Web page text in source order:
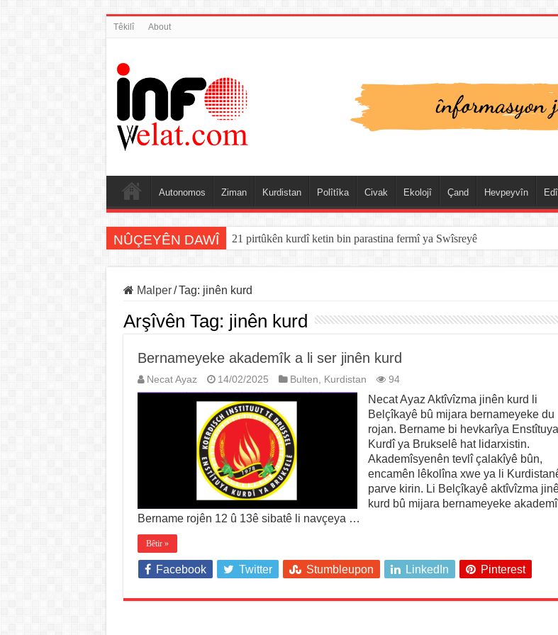
Têkilî About
Autonomos Ziman Kurdistan Polîtîka Civak Ekolojî Çand Hevpeyvîn
NÛÇEYÊN DAWÎ 21 pirtûkên kurdî ketin bin parastina fermî ya Swîsreyê
Malper / Tag: jinên kurd
Arşîvên Tag: jinên kurd
Bernameyeke akademîk a li ser jinên kurd
Necat Ayaz 14/02/2025 Bulten, Kurdistan 94
Necat Ayaz Aktîvîzma jinên kurd li
Belçîkayê bû mijara bernameyeke du
rojan. Bername bi hevkarîya Enstîtuya
Kurdî ya Brukselê hat lidarxistin.
Akademîsyenên tevlî çalakîyê bûn,
encamên lêkolîna xwe ya li
parve kirin. Li Belçîkayê aktîvîzma
kurd bû mijara bernameyeke
Bername rojên 12 û 13ê sibatê li navçeya …
Bêtir »
Facebook Twitter Stumbleupon LinkedIn Pinterest